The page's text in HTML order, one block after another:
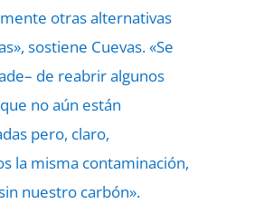
otras alternativas
sostiene Cuevas. «Se
de reabrir algunos
no aún están
pero, claro,
la misma contaminación,
nuestro carbón».